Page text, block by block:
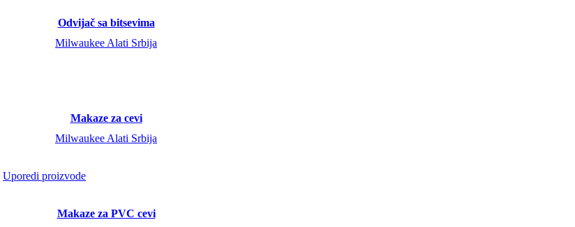
Odvijač sa bitsevima
Milwaukee Alati Srbija
Makaze za cevi
Milwaukee Alati Srbija
Uporedi proizvode
Makaze za PVC cevi